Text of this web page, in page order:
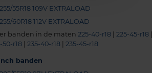
255/55R18 109V EXTRALOAD
255/60R18 112V EXTRALOAD
banden in de maten225-40-r18 |225-45-r18
50-r18 |235-40-r18 |235-45-r18
banden